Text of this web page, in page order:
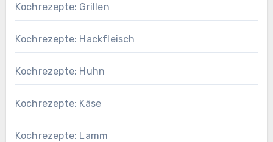
Kochrezepte: Grillen
Kochrezepte: Hackfleisch
Kochrezepte: Huhn
Kochrezepte: Käse
Kochrezepte: Lamm